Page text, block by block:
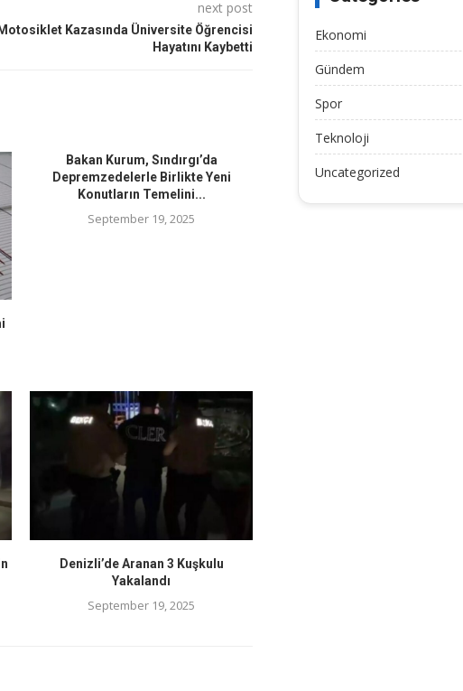
next post
Kazasında Üniversite Öğrencisi
Hayatını Kaybetti
Bakan Kurum, Sındırgı’da
Depremzedelerle Birlikte Yeni
Konutların Temelini...
September 19, 2025
Denizli’de Aranan 3 Kuşkulu
Yakalandı
September 19, 2025
Ekonomi
Gündem
Spor
Teknoloji
Uncategorized